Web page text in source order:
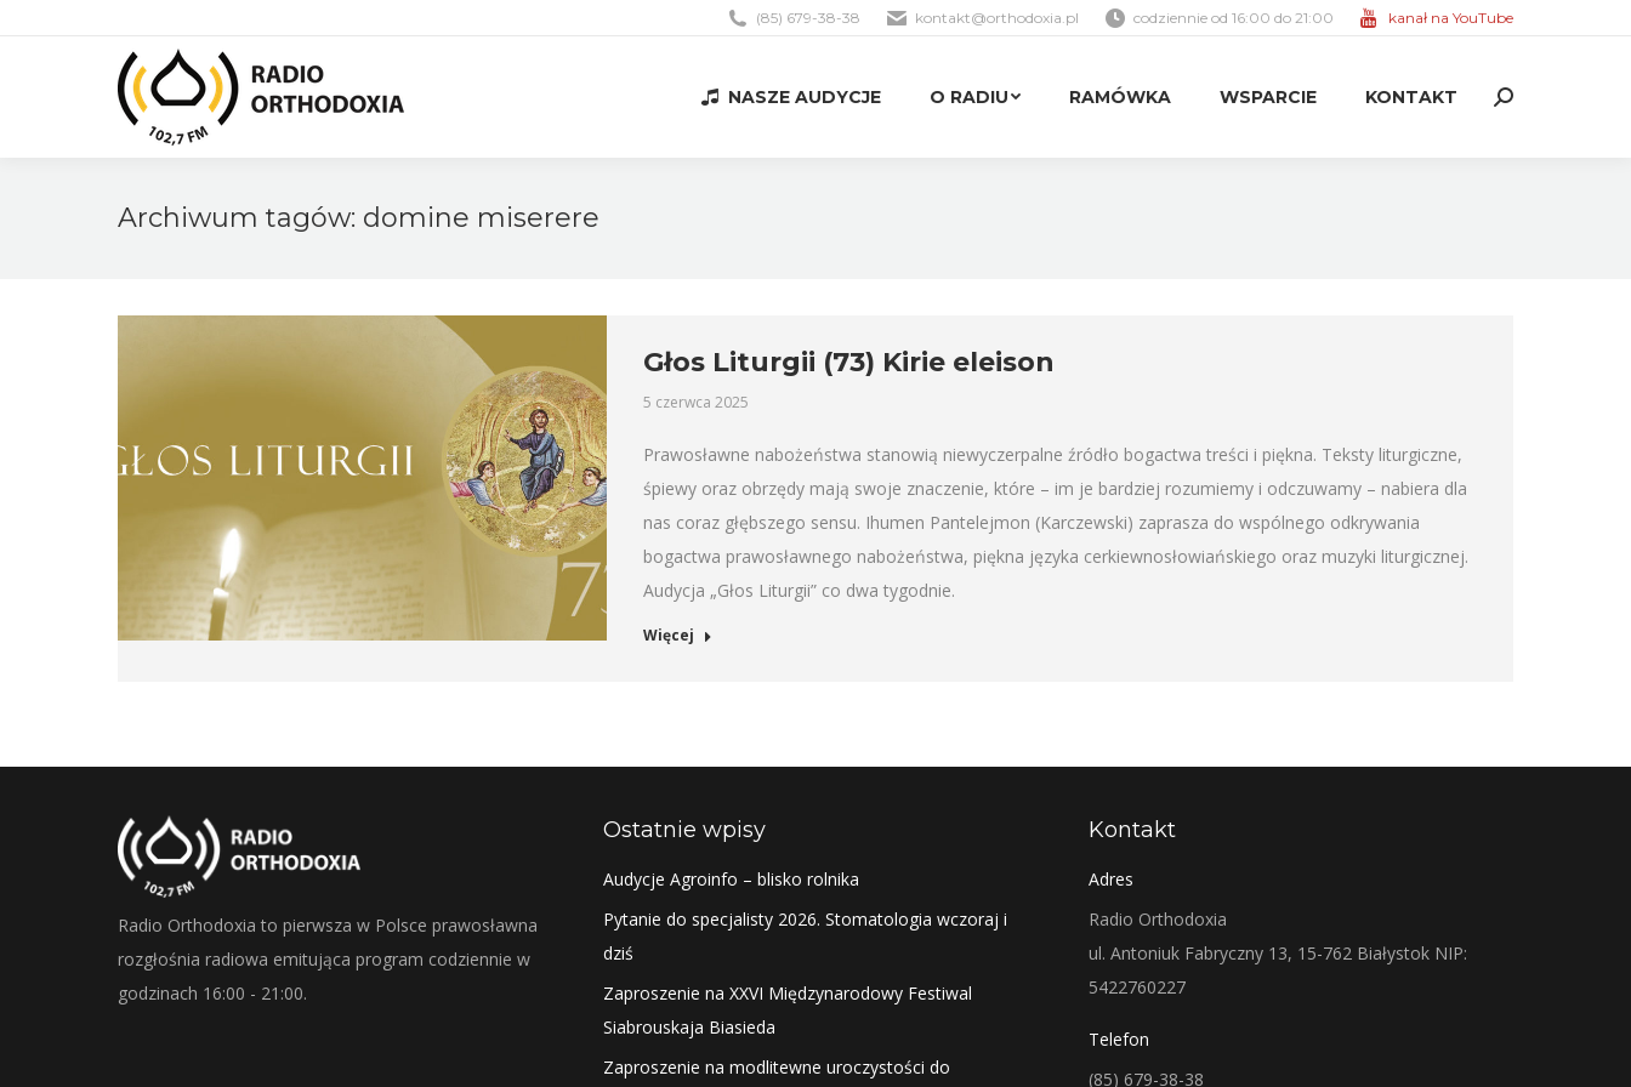
(85) 679-38-38 kontakt@orthodoxia.pl codziennie od 16:00 do 21:00 kanał na YouTube
NASZE AUDYCJE O RADIU RAMÓWKA WSPARCIE KONTAKT Search:
Archiwum tagów: domine miserere
Głos Liturgii (73) Kirie eleison
5 czerwca 2025
Prawosławne nabożeństwa stanowią niewyczerpalne źródło bogactwa treści i piękna. Teksty liturgiczne,
śpiewy oraz obrzędy mają swoje znaczenie, które – im je bardziej rozumiemy i odczuwamy – nabiera dla
nas coraz głębszego sensu. Ihumen Pantelejmon (Karczewski) zaprasza do wspólnego odkrywania
bogactwa prawosławnego nabożeństwa, piękna języka cerkiewnosłowiańskiego oraz muzyki liturgicznej.
Audycja „Głos Liturgii” co dwa tygodnie.
Więcej
Radio Orthodoxia to pierwsza w Polsce prawosławna
rozgłośnia radiowa emitująca program codziennie w
godzinach 16:00 - 21:00.
Ostatnie wpisy
Audycje Agroinfo – blisko rolnika
Pytanie do specjalisty 2026. Stomatologia wczoraj i
dziś
Zaproszenie na XXVI Międzynarodowy Festiwal
Siabrouskaja Biasieda
Zaproszenie na modlitewne uroczystości do
Kontakt
Adres
Radio Orthodoxia
ul. Antoniuk Fabryczny 13, 15-762 Białystok NIP:
5422760227
Telefon
(85) 679-38-38